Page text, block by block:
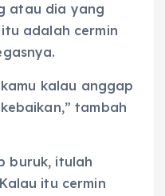
atau dia yang
adalah cermin
kalau anggap
tambah
buruk, itulah
itu cermin